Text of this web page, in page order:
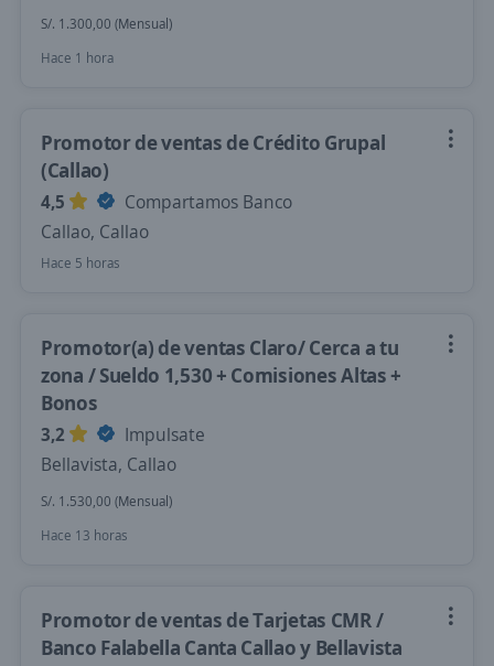
S/. 1.300,00 (Mensual)
Hace 1 hora
Promotor de ventas de Crédito Grupal
(Callao)
4,5
Compartamos Banco
Callao, Callao
Hace 5 horas
Promotor(a) de ventas Claro/ Cerca a tu
zona / Sueldo 1,530 + Comisiones Altas +
Bonos
3,2
Impulsate
Bellavista, Callao
S/. 1.530,00 (Mensual)
Hace 13 horas
Promotor de ventas de Tarjetas CMR /
Banco Falabella Canta Callao y Bellavista